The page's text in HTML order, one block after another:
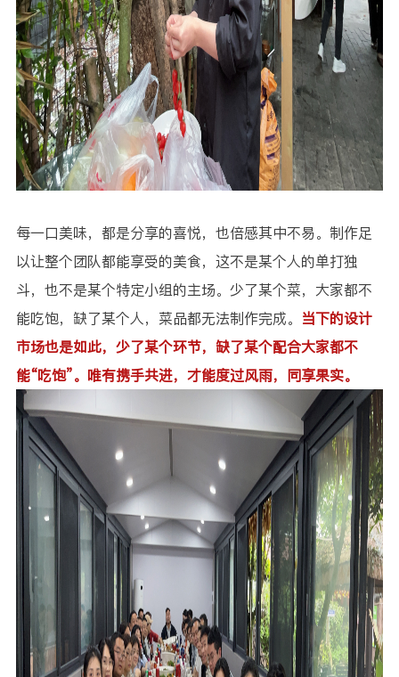
每一口美味，都是分享的喜悦，也倍感其中不易。制作足
以让整个团队都能享受的美食，这不是某个人的单打独
斗，也不是某个特定小组的主场。少了某个菜，大家都不
能吃饱，缺了某个人，菜品都无法制作完成。 当下的设计
市场也是如此，少了某个环节，缺了某个配合大家都不
能“吃饱”。唯有携手共进，才能度过风雨，同享果实。